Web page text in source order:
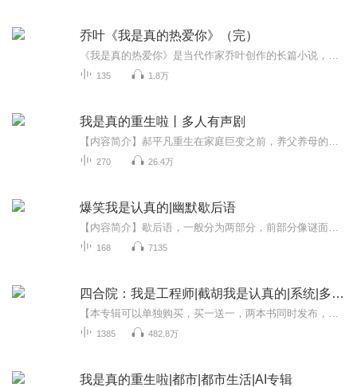
乔叶《我是真的热爱你》（完）
135 1.8万
我是真的重生啦丨多人有声剧
270 26.4万
爆笑我是认真的|幽默歇后语
168 7135
四合院：我是工程师|截胡我是认真的|系统|多女主
1385 482.8万
我是真的重生啦|都市|都市生活|AI专辑